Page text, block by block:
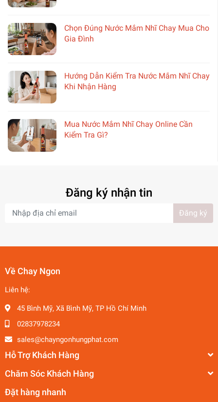
Chọn Đúng Nước Mắm Nhĩ Chay Mua Cho
Gia Đình
Hướng Dẫn Kiểm Tra Nước Mắm Nhĩ Chay
Khi Nhận Hàng
Mua Nước Mắm Nhĩ Chay Online Cần
Kiểm Tra Gì?
Đăng ký nhận tin
Đăng ký
Về Chay Ngon
Liên hệ:
45 Bình Mỹ, Xã Bình Mỹ, TP Hồ Chí Minh
02837978234
sales@chayngonhungphat.com
Hỗ Trợ Khách Hàng
Chăm Sóc Khách Hàng
Đặt hàng nhanh